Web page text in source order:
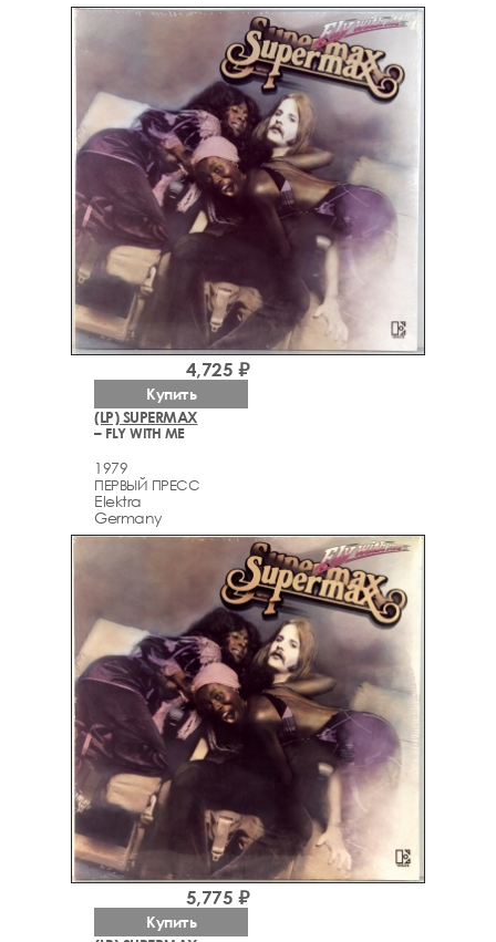
(LP) SUPERMAX
– FLY WITH ME
1979
ПЕРВЫЙ ПРЕСС
Elektra
Germany
4,725 ₽
Купить
5,775 ₽
Купить